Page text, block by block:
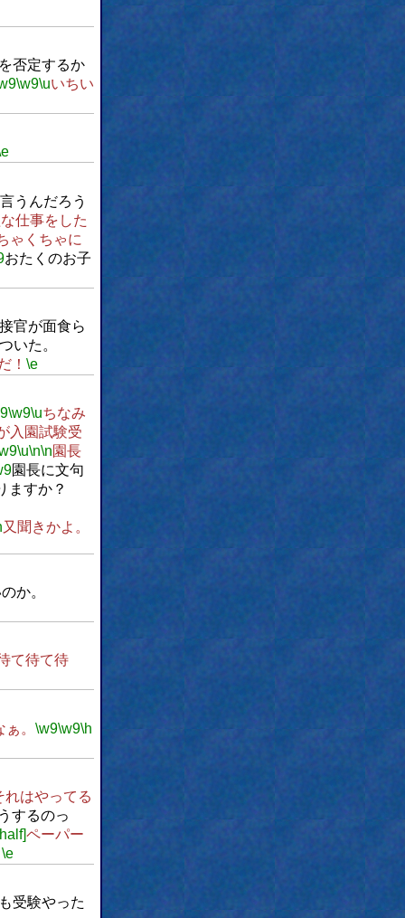
否定するか
\w9\uいちい
うんだろう
仕事をした
ゃくちゃに
おたくのお子
官が面食ら
いた。
！ \e
\w9\uちなみ
入園試験受
\u\n\n園長
園長に文句
ますか？
又聞きかよ。
か。
て待て待
。 \w9\w9\h
れはやってる
するのっ
ペーパー
\e
受験やった